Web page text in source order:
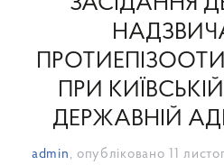
ПРИ
ДЕРЖАВНІЙ
admin , опубліковано 11